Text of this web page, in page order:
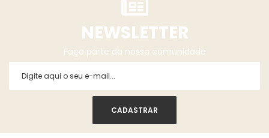
NEWSLETTER
Faça parte da nossa comunidade